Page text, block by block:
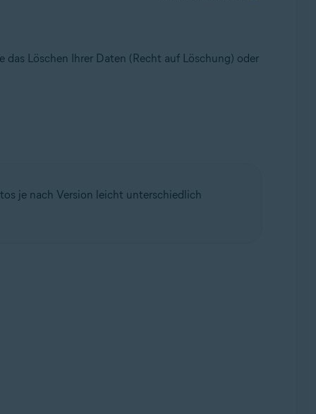
Löschen Ihrer Daten (Recht auf Löschung) oder
je nach Version leicht unterschiedlich